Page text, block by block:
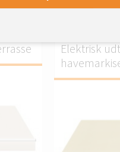
EUR
Elektrisk